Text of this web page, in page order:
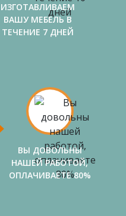
ИЗГОТАВЛИВАЕМ
ВАШУ МЕБЕЛЬ В
ТЕЧЕНИЕ 7 ДНЕЙ
ВЫ ДОВОЛЬНЫ
НАШЕЙ РАБОТОЙ,
ОПЛАЧИВАЕТЕ 80%